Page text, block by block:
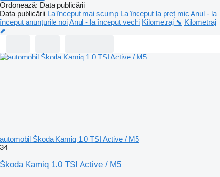
Ordonează: Data publicării
Data publicării La început mai scump La început la preț mic Anul - la
început anunțurile noiAnul - la început vechi Kilometraj ⬊ Kilometraj
⬈
automobil Škoda Kamiq 1.0 TSI Active / M5
34
Škoda Kamiq 1.0 TSI Active / M5